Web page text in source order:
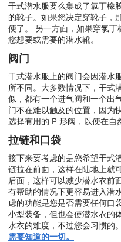
干式潜水服要么集成了氯丁橡
的靴子。如果您决定穿靴子，
便了。 另一方面，如果穿氯
您想要或需要的潜水靴。
阀门
干式潜水服上的阀门会因潜水
所不同。大多数情况下，干式
似，都有一个进气阀和一个出
门不在难以触及的位置，因为
选择有用的 P 形阀，以便在自
拉链和口袋
接下来要考虑的是您希望干式
链拉在前面，这样在陆地上就
后面，这样可以减少潜水衣前
有帮助的情况下更容易进入潜
虑的功能是您是否需要任何口
小型装备，但也会使潜水衣的
水衣的难度，不过您会习惯的。
需要知道的一切。